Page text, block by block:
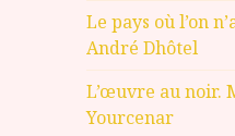
Le pays où l’on
André Dhôtel
L’œuvre au noir.
Yourcenar